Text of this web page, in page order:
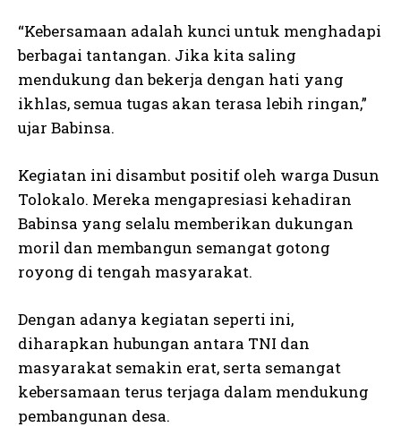
“Kebersamaan adalah kunci untuk menghadapi
berbagai tantangan. Jika kita saling
mendukung dan bekerja dengan hati yang
ikhlas, semua tugas akan terasa lebih ringan,”
ujar Babinsa.
Kegiatan ini disambut positif oleh warga Dusun
Tolokalo. Mereka mengapresiasi kehadiran
Babinsa yang selalu memberikan dukungan
moril dan membangun semangat gotong
royong di tengah masyarakat.
Dengan adanya kegiatan seperti ini,
diharapkan hubungan antara TNI dan
masyarakat semakin erat, serta semangat
kebersamaan terus terjaga dalam mendukung
pembangunan desa.